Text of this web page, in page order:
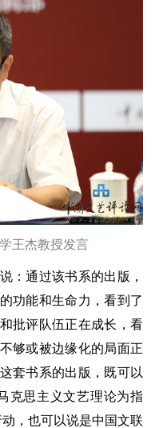
王杰教授发言
：通过该书系的出版，
功能和生命力，看到了
批评队伍正在成长，看
够或被边缘化的局面正
套书系的出版，既可以
克思主义文艺理论为指
，也可以说是中国文联